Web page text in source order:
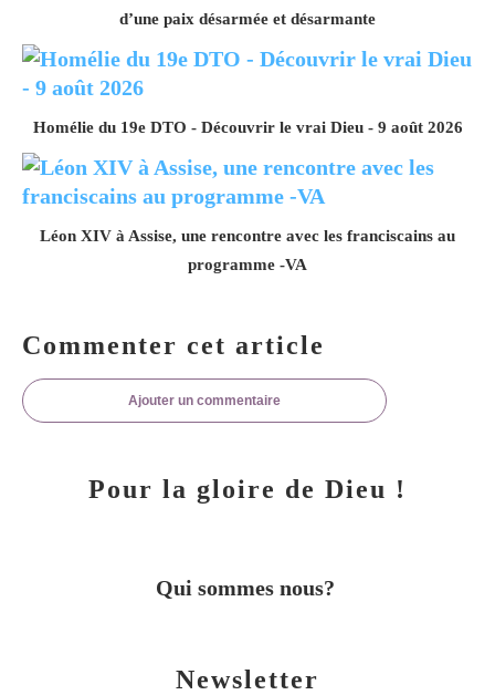
d’une paix désarmée et désarmante
Homélie du 19e DTO - Découvrir le vrai Dieu - 9 août 2026
Léon XIV à Assise, une rencontre avec les franciscains au
programme -VA
Commenter cet article
Ajouter un commentaire
Newsletter
Pour la gloire de Dieu !
Qui sommes nous?